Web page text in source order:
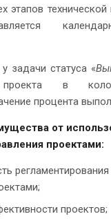
этапов
задачи статуса «
проекта в
процента
от
проектами:
проектов;